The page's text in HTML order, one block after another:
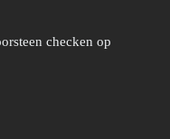
checken op